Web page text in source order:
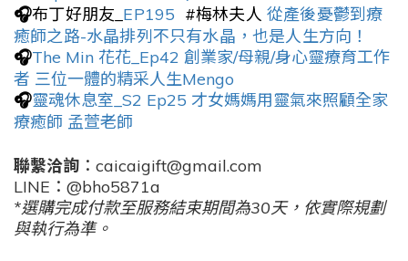
🎧布丁好朋友_ EP195 #梅林夫人 從產後憂鬱到療
癒師之路-水晶排列不只有水晶，也是人生方向！
🎧The Min 花花_Ep42 創業家/母親/身心靈療育工作
者 三位一體的精采人生Mengo
🎧靈魂休息室_S2 Ep25 才女媽媽用靈氣來照顧全家
療癒師 孟萱老師
聯繫洽詢 ：caicaigift@gmail.com
LINE：@bho5871a
*選購完成付款至服務結束期間為30天，依實際規劃
與執行為準。